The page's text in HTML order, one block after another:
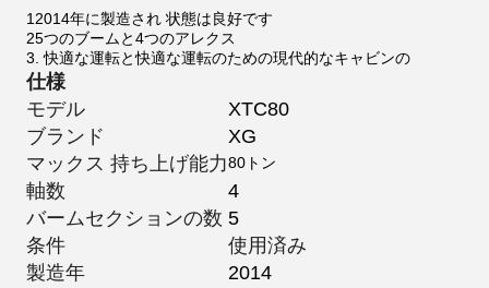
12014年に製造され 状態は良好です
25つのブームと4つのアレクス
3. 快適な運転と快適な運転のための現代的なキャビンの
仕様
モデル
XTC80
ブランド
XG
マックス 持ち上げ能力80トン
軸数
4
バームセクションの数 5
条件
使用済み
製造年
2014